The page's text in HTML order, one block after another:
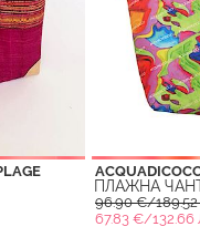
ПЛАЖНА
96.90 €/189.52
67.83 €/132.66